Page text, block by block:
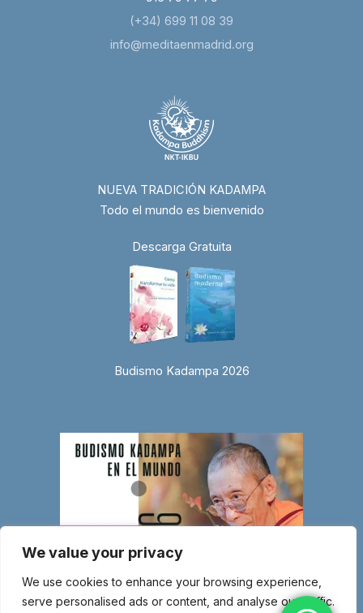
We value your privacy
We use cookies to enhance your browsing experience,
serve personalised ads or content, and analyse our traffic.
(+34) 699 11 08 39
info@meditaenmadrid.org
NUEVA TRADICIÓN KADAMPA
Todo el mundo es bienvenido
Descarga Gratuita
Budismo Kadampa 2026